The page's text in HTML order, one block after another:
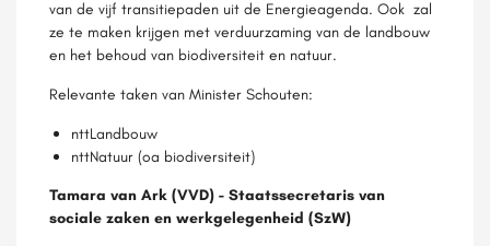
van de vijf transitiepaden uit de Energieagenda. Ook zal
ze te maken krijgen met verduurzaming van de landbouw
en het behoud van biodiversiteit en natuur.
Relevante taken van Minister Schouten:
nttLandbouw
nttNatuur (oa biodiversiteit)
Tamara van Ark (VVD) - Staatssecretaris van
sociale zaken en werkgelegenheid (SzW)